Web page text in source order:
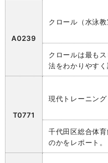
A0239
クロール（水泳教
クロールは最も
法をわかりやすく
T0771
現代トレーニング
千代田区総合体
のかをレポート。